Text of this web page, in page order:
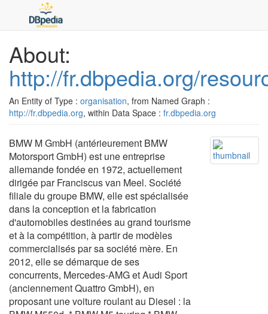
About:
http://fr.dbpedia.org/
An Entity of Type : organisation, from Named Graph :
http://fr.dbpedia.org, within Data Space : fr.dbpedia.org
BMW M GmbH (antérieurement BMW
Motorsport GmbH) est une entreprise
allemande fondée en 1972, actuellement
dirigée par Franciscus van Meel. Société
filiale du groupe BMW, elle est spécialisée
dans la conception et la fabrication
d'automobiles destinées au grand tourisme
et à la compétition, à partir de modèles
commercialisés par sa société mère. En
2012, elle se démarque de ses
concurrents, Mercedes-AMG et Audi Sport
(anciennement Quattro GmbH), en
proposant une voiture roulant au Diesel : la